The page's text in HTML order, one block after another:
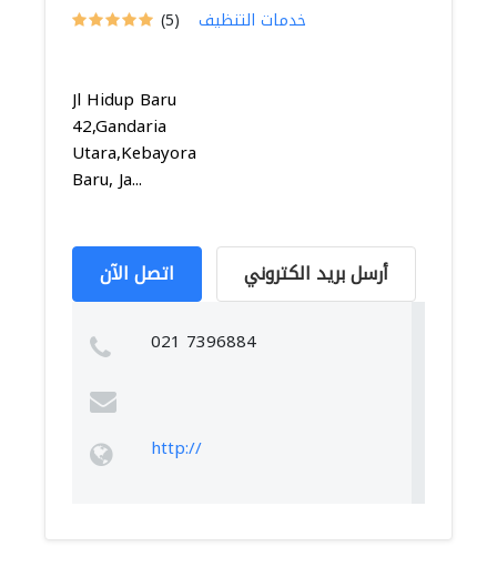
(5) خدمات التنظيف
Jl Hidup Baru
42,Gandaria
Utara,Kebayoran
Baru, Ja...
اتصل الآن أرسل بريد الكتروني
021 7396884
http://